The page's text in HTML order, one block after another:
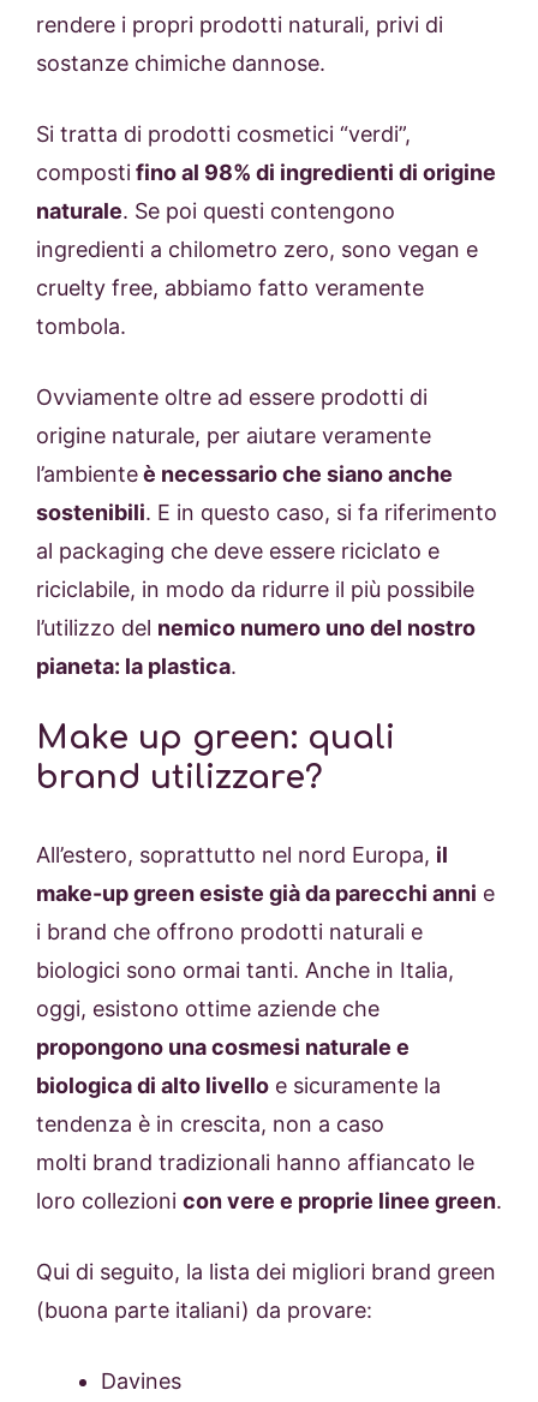
rendere i propri prodotti naturali, privi di
sostanze chimiche dannose.
Si tratta di prodotti cosmetici “verdi”,
compostifino al 98% di ingredienti di origine
naturale. Se poi questi contengono
ingredienti a chilometro zero, sono vegan e
cruelty free, abbiamo fatto veramente
tombola.
Ovviamente oltre ad essere prodotti di
origine naturale, per aiutare veramente
l’ambienteè necessario che siano anche
sostenibili. E in questo caso, si fa riferimento
al packaging che deve essere riciclato e
riciclabile, in modo da ridurre il più possibile
l’utilizzo del nemico numero uno del nostro
pianeta: la plastica.
Make up green: quali
brand utilizzare?
All’estero, soprattutto nel nord Europa, il
make-up green esiste già da parecchi anni e
i brand che offrono prodotti naturali e
biologici sono ormai tanti. Anche in Italia,
oggi, esistono ottime aziende che
propongono una cosmesi naturale e
biologica di alto livello e sicuramente la
tendenza è in crescita, non a caso
molti brand tradizionali hanno affiancato le
loro collezioni con vere e proprie linee green.
Qui di seguito, la lista dei migliori brand green
(buona parte italiani) da provare:
Davines